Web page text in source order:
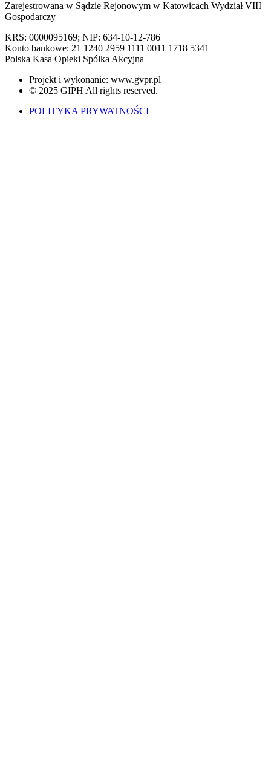
Zarejestrowana w Sądzie Rejonowym w Katowicach Wydział VIII
Gospodarczy
KRS: 0000095169; NIP: 634-10-12-786
Konto bankowe: 21 1240 2959 1111 0011 1718 5341
Polska Kasa Opieki Spółka Akcyjna
Projekt i wykonanie: www.gvpr.pl
© 2025 GIPH All rights reserved.
POLITYKA PRYWATNOŚCI